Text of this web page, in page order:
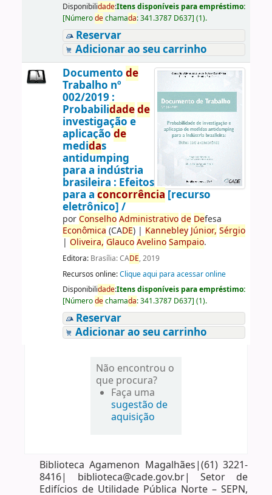
Disponibilidade:Itens disponíveis para empréstimo:
[Númerodechamada:341.3787 D637] (1).
Reservar
Adicionar ao seu carrinho
Documento de
Trabalho nº
002/2019 :
Probabilidadede
investigação e
aplicação de
medidas
antidumping
para a indústria
brasileira : Efeitos
para a concorrência [recurso
eletrônico] /
porConselho Administrativo de Defesa
Econômica (CADE)| Kannebley Júnior, Sérgio
| Oliveira, Glauco Avelino Sampaio.
Editora: Brasília: CADE, 2019
Recursos online:Clique aqui para acessar online
Disponibilidade:Itens disponíveis para empréstimo:
[Númerodechamada:341.3787 D637] (1).
Reservar
Adicionar ao seu carrinho
Não encontrou o
que procura?
Faça uma
sugestão de
aquisição
Biblioteca Agamenon Magalhães|(61) 3221-
8416| biblioteca@cade.gov.br| Setor de
Edifícios de Utilidade Pública Norte – SEPN,